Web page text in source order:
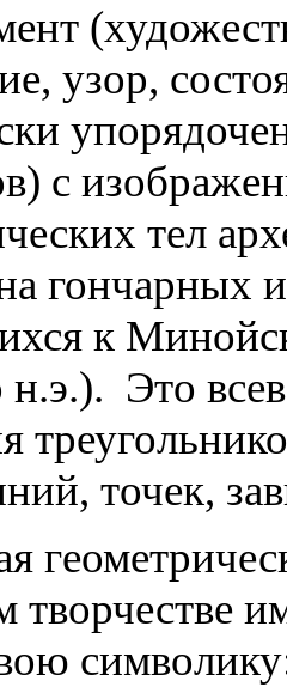
узор,
с
тел
гончарных
к
н.э.). Это
точек,
творчестве